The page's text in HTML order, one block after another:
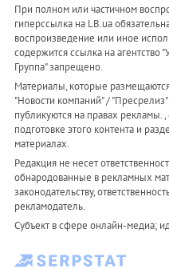
При полном или частичном
гиперссылка на LB.ua
воспроизведение или иное
содержится ссылка на агентство
Группа" запрещено.
Материалы, которые
"Новости компаний" /
публикуются на правах рекламы. ,
подготовке этого контента и
материалах.
Редакция не несет
обнародованные в рекламных
законодательству,
рекламодатель.
Субъект в сфере онлайн-медиа;